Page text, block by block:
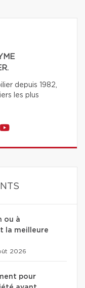
depuis 1982,
les plus
ou à
la meilleure
2026
pour